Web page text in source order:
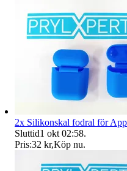
2x Silikonskal fodral för
Sluttid1 okt 02:58.
Pris:32 kr,Köp nu.